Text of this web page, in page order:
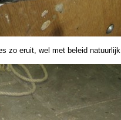
zo eruit, wel met beleid natuurlijk